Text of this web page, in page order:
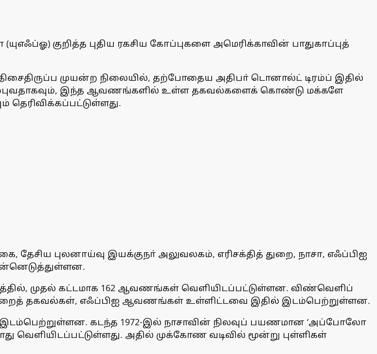
குறித்த புதிய ரகசிய கோப்புகளை அமெரிக்காவின் பாதுகாப்புத்
முயன்ற நிலையில், தற்போதைய அதிபா் டொனால்ட் டிரம்ப் இதில்
இந்த ஆவணங்களில் உள்ள தகவல்களைக் கொண்டு மக்களே
தெரிவிக்கப்பட்டுள்ளது.
தேசிய புலனாய்வு இயக்குநா் அலுவலகம், எரிசக்தித் துறை, நாசா, எஃப்பிஐ
முதல் கட்டமாக 162 ஆவணங்கள் வெளியிடப்பட்டுள்ளன. விண்வெளிப்
தகவல்கள், எஃப்பிஐ ஆவணங்கள் உள்ளிட்டவை இதில் இடம்பெற்றுள்ளன.
கடந்த 1972-இல் நாசாவின் நிலவுப் பயணமான ‘அப்போலோ
வெளியிடப்பட்டுள்ளது. அதில் முக்கோண வடிவில் மூன்று புள்ளிகள்